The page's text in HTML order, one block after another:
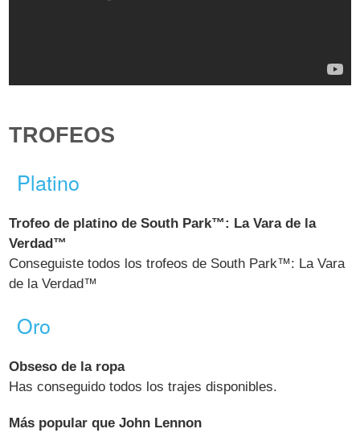
TROFEOS
Platino
Trofeo de platino de South Park™: La Vara de la
Verdad™
Conseguiste todos los trofeos de South Park™: La Vara
de la Verdad™
Oro
Obseso de la ropa
Has conseguido todos los trajes disponibles.
Más popular que John Lennon